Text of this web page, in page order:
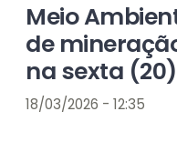
Meio
de
na sexta (20)
18/03/2026 - 12:35